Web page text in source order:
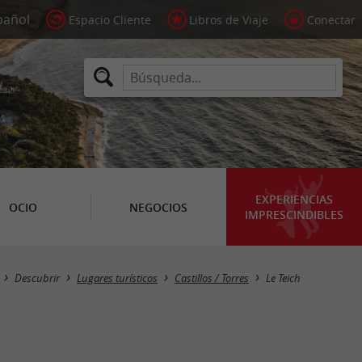
Espacio Cliente Libros de Viaje Conectar
OCIO NEGOCIOS
EXPERIENCIAS
IMPRESCINDIBLES
Masquer la carte
Descubrir Lugares turísticos Castillos / Torres Le Teich